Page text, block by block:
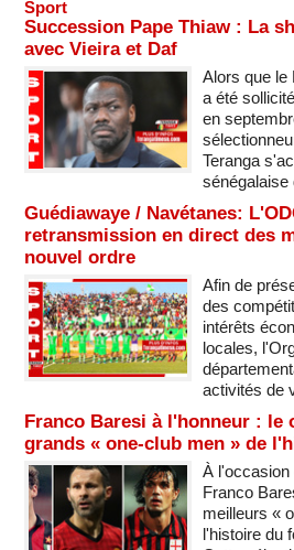
Sport
Succession Pape Thiaw : La
avec Vieira et Daf
Alors que le
a été
en
Teranga
sénégalaise
Guédiawaye / Navétanes:
retransmission en direct des
nouvel ordre
Afin de
des
intérêts
locales,
activités de
Franco Baresi à l'honneur : le
grands « one-club men » de
À l'occasion
Franco
meilleurs «
l'histoire du